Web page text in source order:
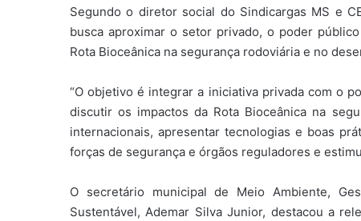
Segundo o diretor social do Sindicargas MS e
busca aproximar o setor privado, o poder
Rota Bioceânica na segurança rodoviária e no
“O objetivo é integrar a iniciativa privada com o
discutir os impactos da Rota Bioceânica na
internacionais, apresentar tecnologias e boas
forças de segurança e órgãos reguladores e
O secretário municipal de Meio Ambiente,
Sustentável, Ademar Silva Junior, destacou a